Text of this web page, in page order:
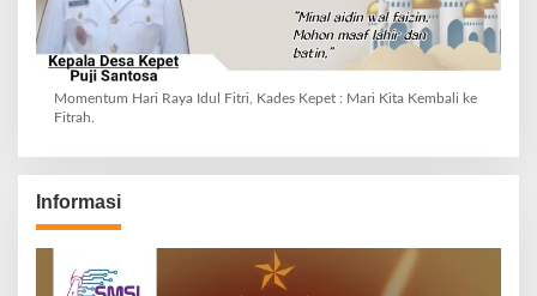
Momentum Hari Raya Idul Fitri, Kades Kepet : Mari Kita Kembali ke
Fitrah.
Informasi